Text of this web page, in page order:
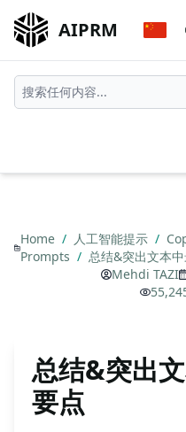
AIPRM
Home / 人工智能提示 /
Prompts / 总结&突出文本
Mehdi TAZI
总结&突出
要点